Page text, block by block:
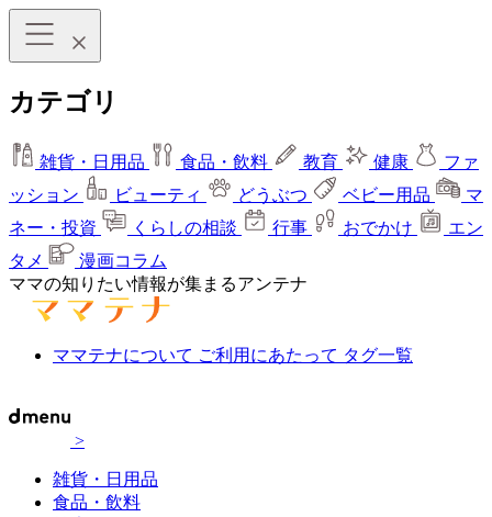
カテゴリ
雑貨・日用品 食品・飲料 教育 健康
ファ
ッション
ビューティ どうぶつ ベビー用品
マ
ネー・投資
くらしの相談 行事 おでかけ
エン
タメ
漫画コラム
ママの知りたい情報が集まるアンテナ
ママテナについて ご利用にあたって タグ一覧
>
雑貨・日用品
食品・飲料